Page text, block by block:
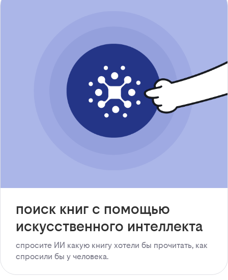
поиск книг с помощью
искусственного интеллекта
спросите ИИ какую книгу хотели бы прочитать, как
спросили бы у человека.